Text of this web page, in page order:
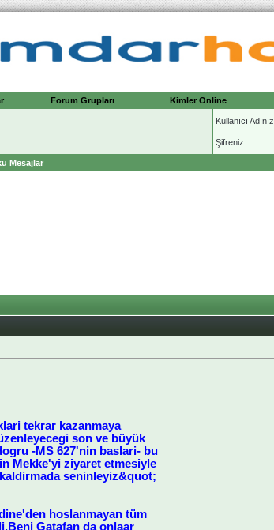
Forum Grupları Kimler Online
Kullanıcı Adınız
Şifreniz
Mesajlar
tekrar kazanmaya
son ve büyük
-MS 627'nin baslari- bu
Mekke'yi ziyaret etmesiyle
seninleyiz&quot;
hoslanmayan tüm
Gatafan da onlaar